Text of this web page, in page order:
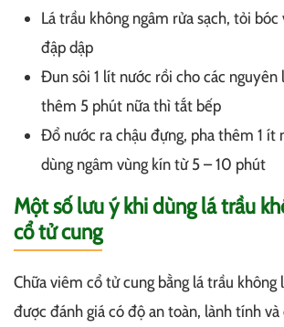
Lá trầu không ngâm rửa sạch, tỏi bóc
đập dập
Đun sôi 1 lít nước rồi cho các nguyên
thêm 5 phút nữa thì tắt bếp
Đổ nước ra chậu đựng, pha thêm 1 ít
dùng ngâm vùng kín từ 5 – 10 phút
Một số lưu ý khi dùng lá trầu
cổ tử cung
Chữa viêm cổ tử cung bằng lá trầu không
được đánh giá có độ an toàn, lành tính